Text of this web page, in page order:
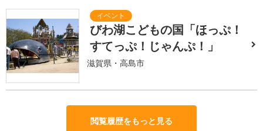
びわ湖こどもの国「ほっぷ！
すてっぷ！じゃんぷ！」
滋賀県・高島市
閲覧履歴をもっと見る